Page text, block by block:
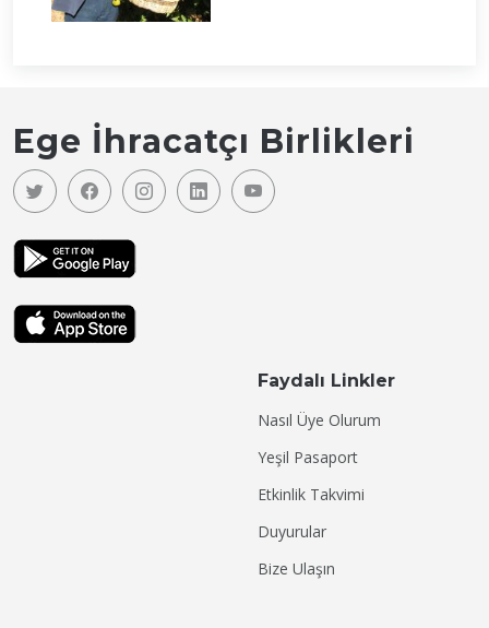
Ege İhracatçı Birlikleri
Faydalı Linkler
Nasıl Üye Olurum
Yeşil Pasaport
Etkinlik Takvimi
Duyurular
Bize Ulaşın